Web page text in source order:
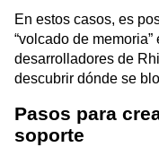
En estos casos, es
“volcado de
desarrolladores de
descubrir dónde se
Pasos para
soporte